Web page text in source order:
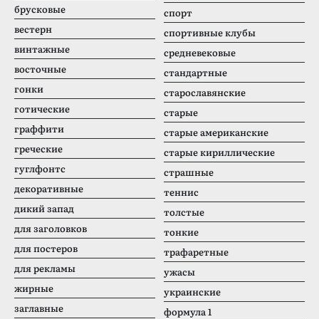
брусковые
вестерн
винтажные
восточные
гонки
готические
граффити
греческие
гуглфонтс
декоративные
дикий запад
для заголовков
для постеров
для рекламы
жирные
заглавные
спорт
спортивные клубы
средневековые
стандартные
старославянские
старые
старые американские
старые кириллические
страшные
теннис
толстые
тонкие
трафаретные
ужасы
украинские
формула 1